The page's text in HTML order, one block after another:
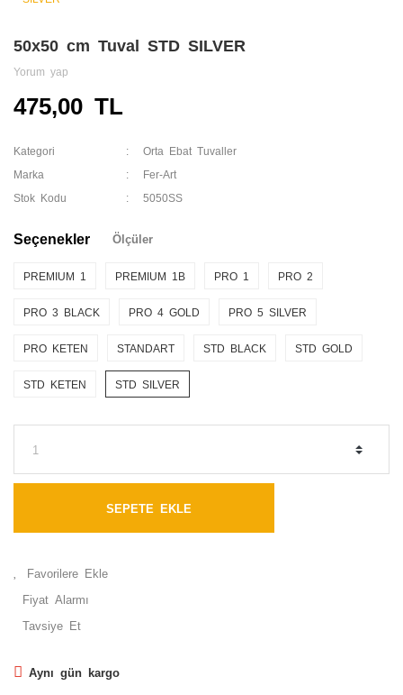
50x50 cm Tuval STD SILVER
Yorum yap
475,00 TL
Kategori Orta Ebat Tuvaller
Marka Fer-Art
Stok Kodu 5050SS
Seçenekler Ölçüler
PREMIUM 1 PREMIUM 1B PRO 1 PRO 2
PRO 3 BLACK PRO 4 GOLD PRO 5 SILVER
PRO KETEN STANDART STD BLACK STD GOLD
STD KETEN STD SILVER
SEPETE EKLE
Fiyat Alarmı
Tavsiye Et
Aynı gün kargo